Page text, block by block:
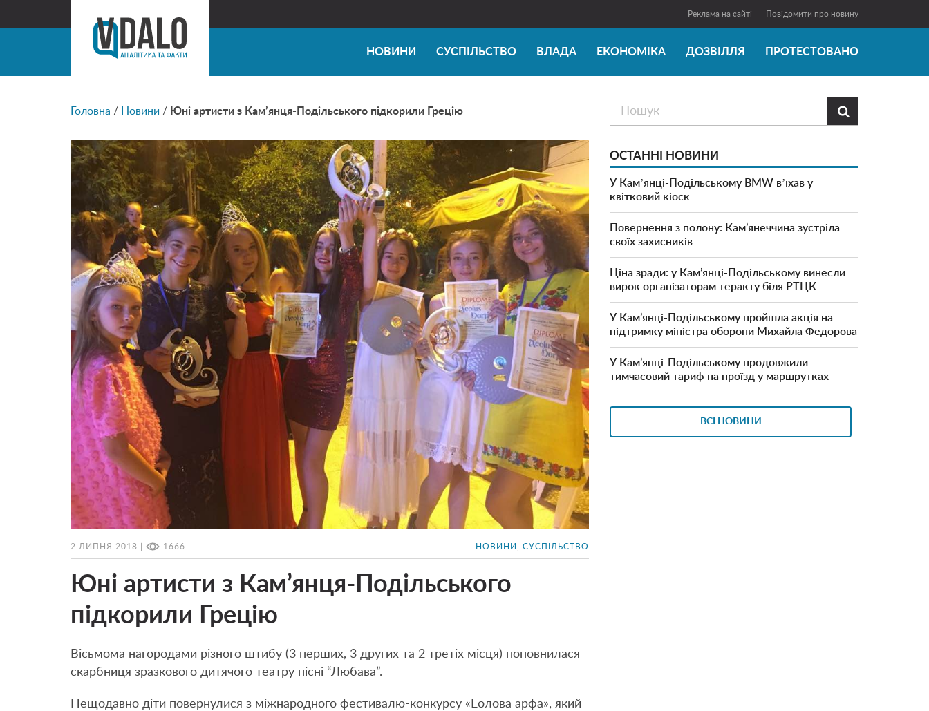
Реклама на сайті Повідомити про новину
НОВИНИ СУСПІЛЬСТВО ВЛАДА ЕКОНОМІКА ДОЗВІЛЛЯ ПРОТЕСТОВАНО
Головна / Новини / Юні артисти з Кам’янця-Подільського підкорили Грецію
2 ЛИПНЯ 2018 | 1666 НОВИНИ СУСПІЛЬСТВО
Юні артисти з Кам’янця-Подільського
підкорили Грецію
Вісьмома нагородами різного штибу (3 перших, 3 других та 2 третіх місця) поповнилася
скарбниця зразкового дитячого театру пісні “Любава”.
Нещодавно діти повернулися з міжнародного фестивалю-конкурсу «Еолова арфа», який

ОСТАННІ НОВИНИ
У Камʼянці-Подільському BMW вʼїхав у
квітковий кіоск
Повернення з полону: Кам’янеччина зустріла
своїх захисників
Ціна зради: у Кам’янці-Подільському винесли
вирок організаторам теракту біля РТЦК
У Кам’янці-Подільському пройшла акція на
підтримку міністра оборони Михайла Федорова
У Кам’янці-Подільському продовжили
тимчасовий тариф на проїзд у маршрутках
ВСІ НОВИНИ